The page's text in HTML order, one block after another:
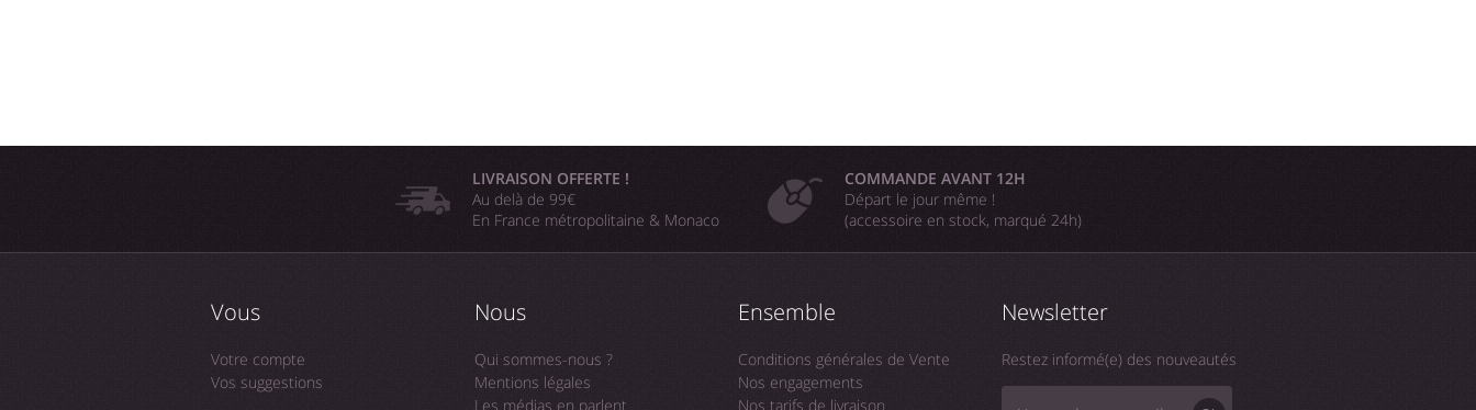
LIVRAISON OFFERTE !
Au delà de 99€
En France métropolitaine & Monaco
COMMANDE AVANT 12H
Départ le jour même !
(accessoire en stock, marqué 24h)
Vous
Votre compte
Vos suggestions
Nous
Qui sommes-nous ?
Mentions légales
Les médias en parlent
Ensemble
Conditions générales de Vente
Nos engagements
Nos tarifs de livraison
Newsletter
Restez informé(e) des nouveautés